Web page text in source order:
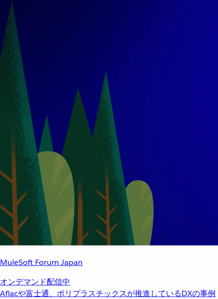
MuleSoft Forum Japan
オンデマンド配信中
Aflacや富士通、ポリプラスチックスが推進しているDXの事例